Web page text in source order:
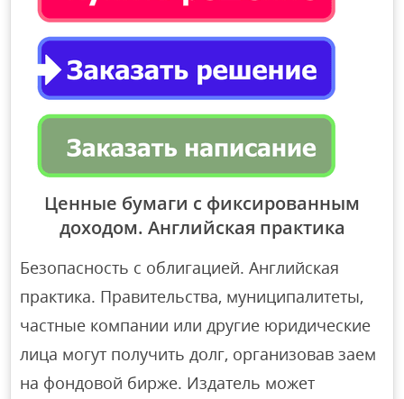
Ценные бумаги с фиксированным
доходом. Английская практика
Безопасность с облигацией. Английская
практика. Правительства, муниципалитеты,
частные компании или другие юридические
лица могут получить долг, организовав заем
на фондовой бирже. Издатель может